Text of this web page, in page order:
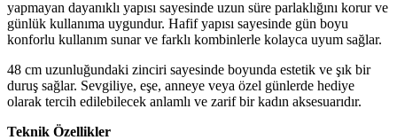
yapmayan dayanıklı yapısı sayesinde uzun süre parlaklığını korur ve
günlük kullanıma uygundur. Hafif yapısı sayesinde gün boyu
konforlu kullanım sunar ve farklı kombinlerle kolayca uyum sağlar.
48 cm uzunluğundaki zinciri sayesinde boyunda estetik ve şık bir
duruş sağlar. Sevgiliye, eşe, anneye veya özel günlerde hediye
olarak tercih edilebilecek anlamlı ve zarif bir kadın aksesuarıdır.
Teknik Özellikler